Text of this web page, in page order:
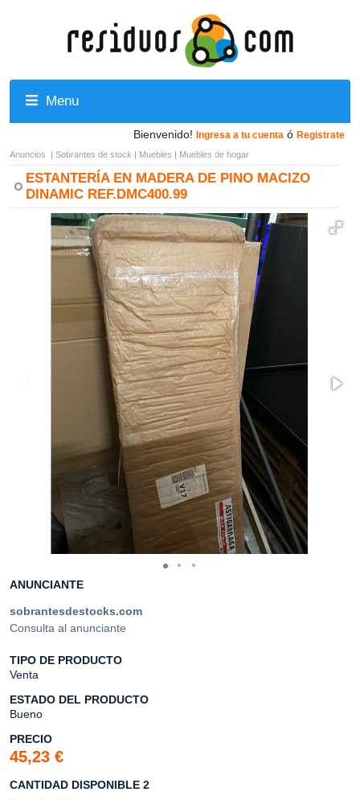
Menu
Bienvenido! Ingresa a tu cuenta ó Registrate
Anuncios | Sobrantes de stock | Muebles | Muebles de hogar
ESTANTERÍA EN MADERA DE PINO MACIZO
DINAMIC REF.DMC400.99
ANUNCIANTE
sobrantesdestocks.com
Consulta al anunciante
TIPO DE PRODUCTO
Venta
ESTADO DEL PRODUCTO
Bueno
PRECIO
45,23 €
CANTIDAD DISPONIBLE 2